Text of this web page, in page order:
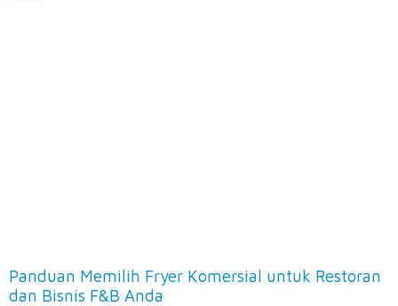
Panduan Memilih Fryer Komersial untuk Restoran
dan Bisnis F&B Anda